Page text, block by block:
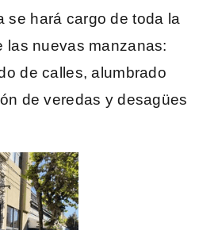
se hará cargo de toda la
las nuevas manzanas:
de calles, alumbrado
de veredas y desagües